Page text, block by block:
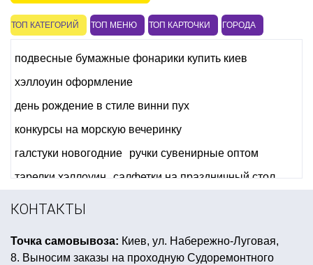
ТОП КАТЕГОРИЙ ТОП МЕНЮ ТОП КАРТОЧКИ ГОРОДА
подвесные бумажные фонарики купить киев
хэллоуин оформление
день рождение в стиле винни пух
конкурсы на морскую вечеринку
галстуки новогодние
ручки сувенирные оптом
тарелки хэллоуин салфетки на праздничный стол
маленькие воздушные шарики купить киев
КОНТАКТЫ
Точка самовывоза: Киев, ул. Набережно-Луговая,
8. Выносим заказы на проходную Судоремонтного